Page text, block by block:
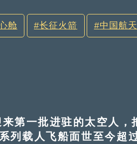
舱 长征火箭 中国航天
一批进驻的太空人，
列载人飞船面世至今超